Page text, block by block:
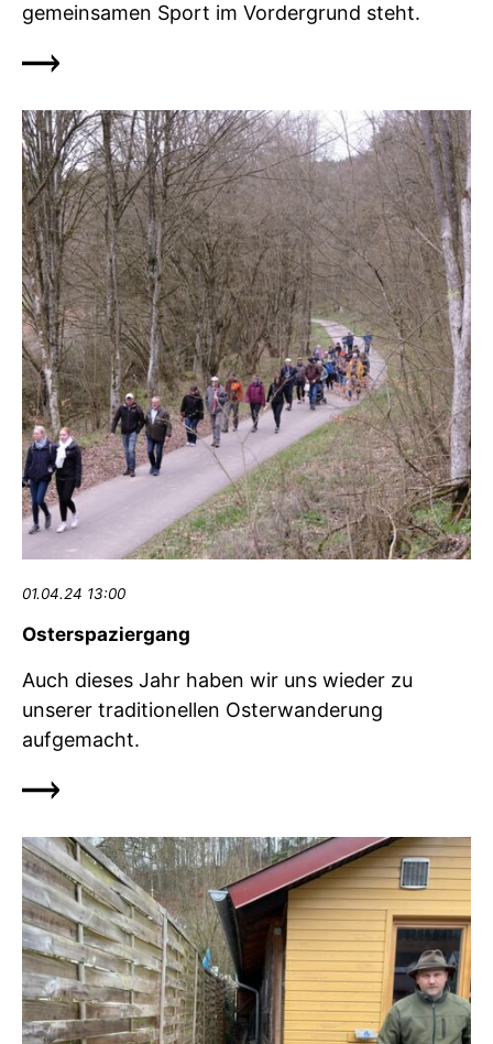
gemeinsamen Sport im Vordergrund steht.
01.04.24 13:00
Osterspaziergang
Auch dieses Jahr haben wir uns wieder zu
unserer traditionellen Osterwanderung
aufgemacht.